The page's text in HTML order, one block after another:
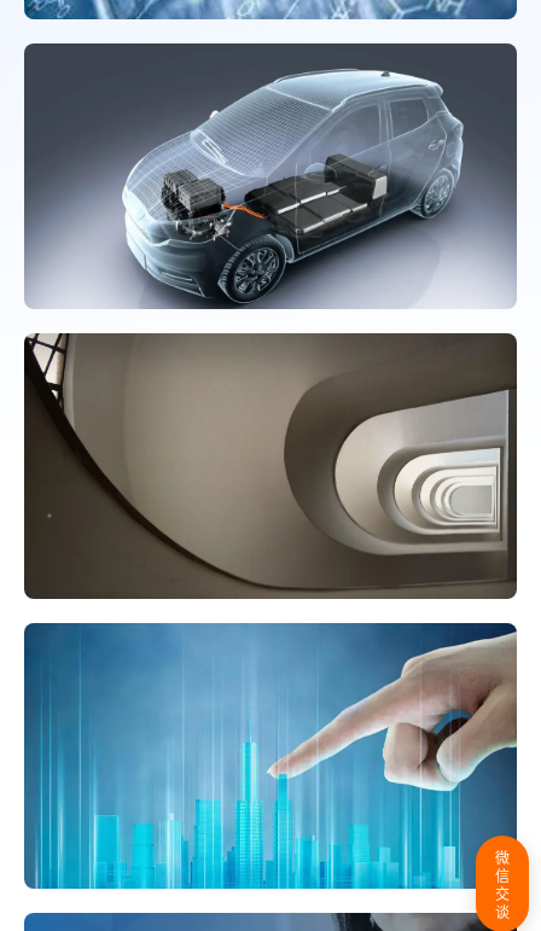
微
信
交
谈